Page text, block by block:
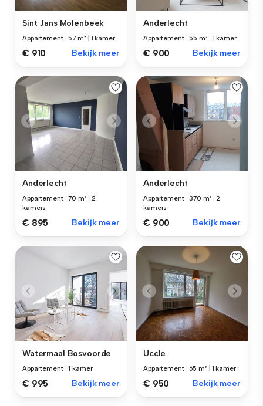
Sint Jans Molenbeek
Appartement |57 m² 1 kamer
€ 910 Bekijk meer
Anderlecht
Appartement |55 m² 1 kamer
€ 900 Bekijk meer
Anderlecht
Appartement |70 m²
2
kamers
€ 895 Bekijk meer
Anderlecht
Appartement |370 m² |2
kamers
€ 900 Bekijk meer
Watermaal Bosvoorde
Appartement |1 kamer
€ 995 Bekijk meer
Uccle
Appartement 65 m² 1 kamer
€ 950 Bekijk meer